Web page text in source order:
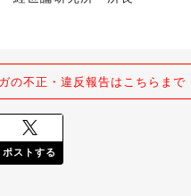
の不正・違反報告はこちらまで
ポストする